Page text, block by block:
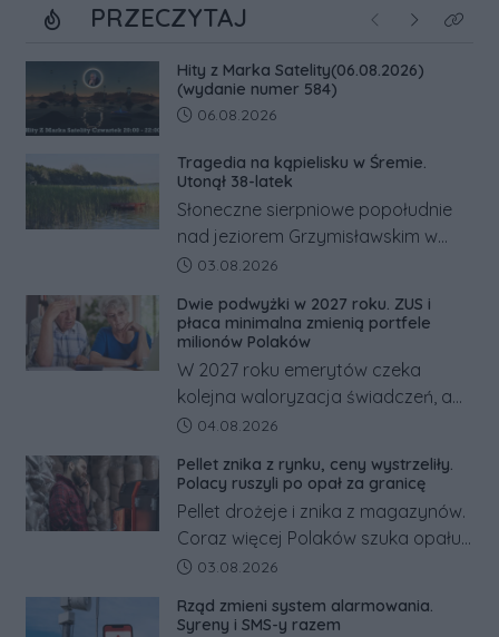
PRZECZYTAJ Poprzednie
NastępneKliknij
Hity z Marka Satelity(06.08.2026)
(wydanie numer 584)
Data dodania artykułu:
06.08.2026
Tragedia na kąpielisku w Śremie.
Utonął 38-latek
Słoneczne sierpniowe popołudnie
nad jeziorem Grzymisławskim w
powiecie śremskim zakończyło się
odwrócić nawet natychmiastowe
działania służb ratunkowych.
Data dodania artykułu:
03.08.2026
Dwie podwyżki w 2027 roku. ZUS i
płaca minimalna zmienią portfele
milionów Polaków
W 2027 roku emerytów czeka
kolejna waloryzacja świadczeń, a
pracowników podwyżka płacy
tym zmianom zyskają.
Data dodania artykułu:
04.08.2026
Pellet znika z rynku, ceny wystrzeliły.
Polacy ruszyli po opał za granicę
Pellet drożeje i znika z magazynów.
Coraz więcej Polaków szuka opału
za granicą, gdzie bywa nawet
Co się dzieje?
Data dodania artykułu:
03.08.2026
Rząd zmieni system alarmowania.
Syreny i SMS-y razem